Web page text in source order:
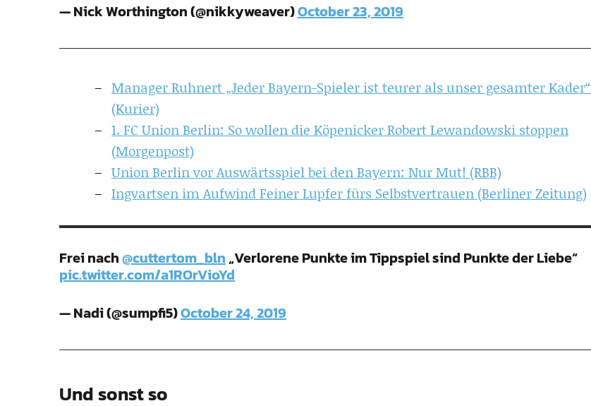
— Nick Worthington (@nikkyweaver)October 23, 2019
Manager Ruhnert „Jeder Bayern-Spieler ist teurer als unser gesamter Kader“
(Kurier)
1. FC Union Berlin: So wollen die Köpenicker Robert Lewandowski stoppen
(Morgenpost)
Union Berlin vor Auswärtsspiel bei den Bayern: Nur Mut! (RBB)
Ingvartsen im Aufwind Feiner Lupfer fürs Selbstvertrauen (Berliner Zeitung)
Frei nach@cuttertom_bln„Verlorene Punkte im Tippspiel sind Punkte der Liebe“
pic.twitter.com/a1ROrVioYd
— Nadi (@sumpfi5)October 24, 2019
Und sonst so